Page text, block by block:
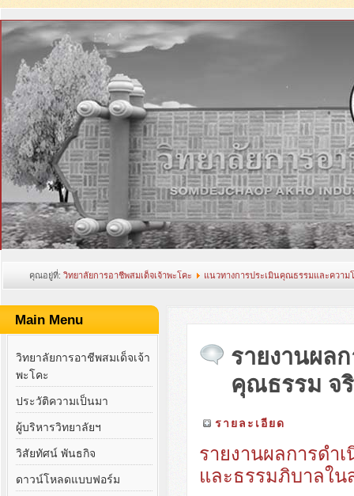
คุณอยู่ที่: วิทยาลัยการอาชีพสมเด็จเจ้าพะโคะ
แนวทางการประเมินคุณธรรมและความ
อาชีวศึกษา
รายงานผลการดำเนินงานโครงการเสริมสร้างคุณธรรม จริยธรรมและธ
Main Menu
วิทยาลัยการอาชีพสมเด็จเจ้า
พะโคะ
ประวัติความเป็นมา
ผู้บริหารวิทยาลัยฯ
วิสัยทัศน์ พันธกิจ
ดาวน์โหลดแบบฟอร์ม
รายงานผล
คุณธรรม จ
รายละเอียด
รายงานผลการดำ
และธรรมภิบาลใ